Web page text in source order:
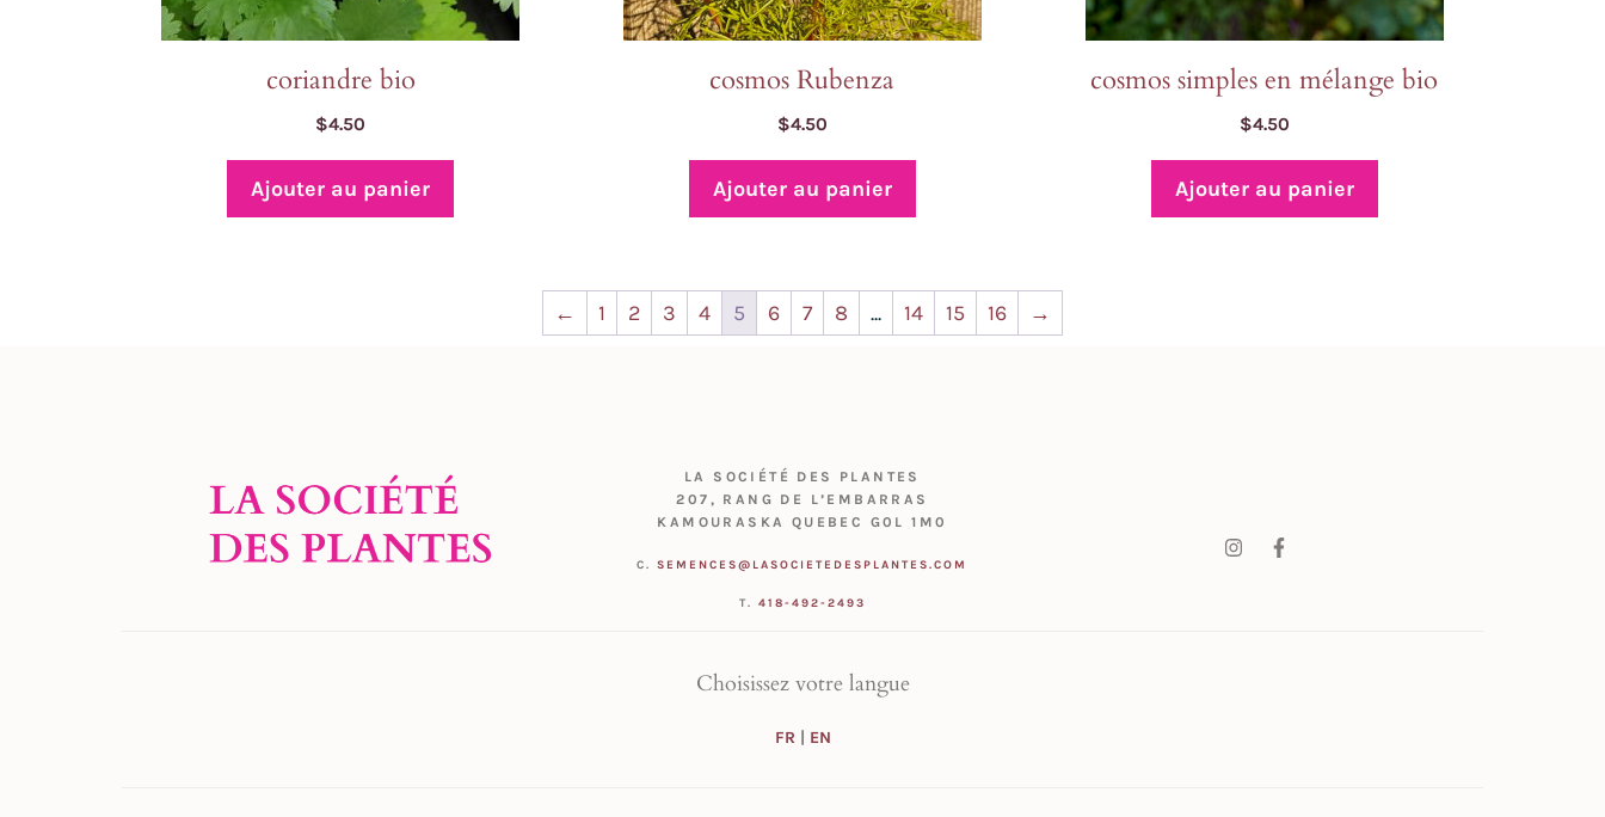
coriandre bio
$4.50
Ajouter au panier
cosmos Rubenza
$4.50
Ajouter au panier
cosmos simples en mélange bio
$4.50
Ajouter au panier
← 1 2 3 4 5 6 7 8 ... 14 15 16 →
LA SOCIÉTÉ DES PLANTES
207, RANG DE L’EMBARRAS
KAMOURASKA QUEBEC G0L 1M0
C.SEMENCES@LASOCIETEDESPLANTES.COM
T. 418-492-2493
Choisissez votre langue
FR | EN